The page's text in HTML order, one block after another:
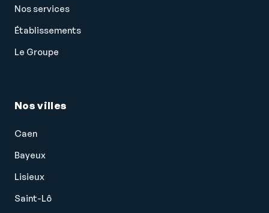
Nos services
Établissements
Le Groupe
Nos villes
Caen
Bayeux
Lisieux
Saint-Lô